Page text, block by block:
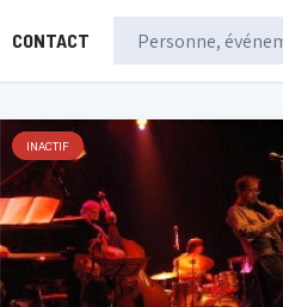
CONTACT
INACTIF